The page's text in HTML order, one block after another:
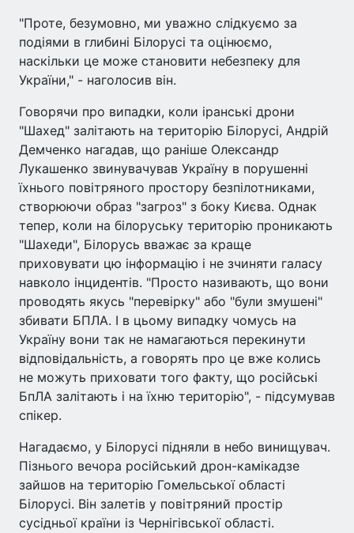
"Проте, безумовно, ми уважно слідкуємо за
подіями в глибині Білорусі та оцінюємо,
наскільки це може становити небезпеку для
України," - наголосив він.
Говорячи про випадки, коли іранські дрони
"Шахед" залітають на територію Білорусі, Андрій
Демченко нагадав, що раніше Олександр
Лукашенко звинувачував Україну в порушенні
їхнього повітряного простору безпілотниками,
створюючи образ "загроз" з боку Києва. Однак
тепер, коли на білоруську територію проникають
"Шахеди", Білорусь вважає за краще
приховувати цю інформацію і не зчиняти галасу
навколо інцидентів. "Просто називають, що вони
проводять якусь "перевірку" або "були змушені"
збивати БПЛА. І в цьому випадку чомусь на
Україну вони так не намагаються перекинути
відповідальність, а говорять про це вже колись
не можуть приховати того факту, що російські
БпЛА залітають і на їхню територію", - підсумував
спікер.
Нагадаємо, у Білорусі підняли в небо винищувач.
Пізнього вечора російський дрон-камікадзе
зайшов на територію Гомельської області
Білорусі. Він залетів у повітряний простір
сусідньої країни із Чернігівської області.